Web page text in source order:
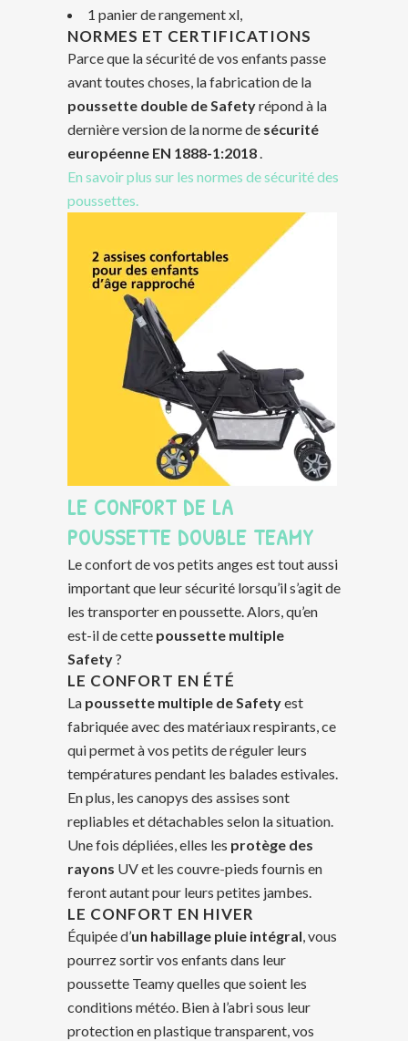
1 panier de rangement xl,
NORMES ET CERTIFICATIONS
Parce que la sécurité de vos enfants passe
avant toutes choses, la fabrication de la
poussette double de Safetyrépond à la
dernière version de la norme de sécurité
européenne EN 1888-1:2018.
En savoir plus sur les normes de sécurité des
poussettes.
LE CONFORT DE LA
POUSSETTE DOUBLE TEAMY
Le confort de vos petits anges est tout aussi
important que leur sécurité lorsqu’il s’agit de
les transporter en poussette. Alors, qu’en
est-il de cette poussette multiple
Safety?
LE CONFORT EN ÉTÉ
La poussette multiple de Safetyest
fabriquée avec des matériaux respirants, ce
qui permet à vos petits de réguler leurs
températures pendant les balades estivales.
En plus, les canopys des assises sont
repliables et détachables selon la situation.
Une fois dépliées, elles les protège des
rayons UV et les couvre-pieds fournis en
feront autant pour leurs petites jambes.
LE CONFORT EN HIVER
Équipée d’un habillage pluie intégral, vous
pourrez sortir vos enfants dans leur
poussette Teamy quelles que soient les
conditions météo. Bien à l’abri sous leur
protection en plastique transparent, vos